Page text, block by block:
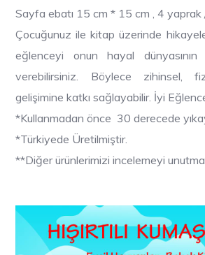
Sayfa ebatı 15 cm * 15 cm , 4 yaprak
Çocuğunuz ile kitap üzerinde
eğlenceyi onun hayal
verebilirsiniz. Böylece zihinsel,
gelişimine katkı sağlayabilir. İyi
*Kullanmadan önce 30 derecede
*Türkiyede Üretilmiştir.
**Diğer ürünlerimizi incelemeyi